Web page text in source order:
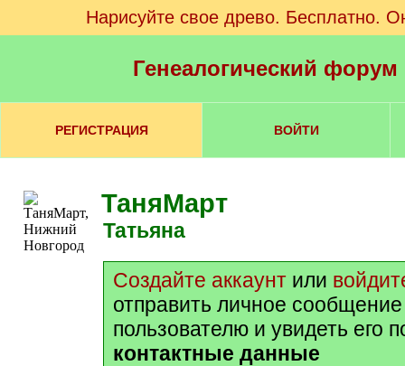
Нарисуйте свое древо. Бесплатно.
Генеалогический
РЕГИСТРАЦИЯ ВОЙТИ
ТаняМарт
Татьяна
Создайте аккаунт или
отправить личное
пользователю и увидеть его
контактные данные